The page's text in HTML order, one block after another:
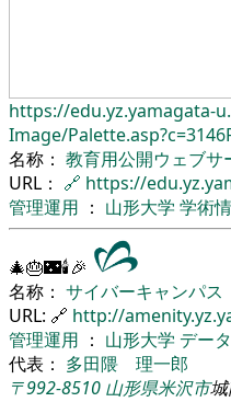
https://edu.yz.yamagata-
Image/
名称： 教育用公開ウェブサ
URL： 🔗 https://
管理運用 ： 山形大学 学術
🎄🎂🌃🕯🎉
名称： サイバーキャンパス
URL: 🔗 http://
管理運用 ： 山形大学 デー
代表： 多田隈 理一郎
〒992-8510 山形県米沢市